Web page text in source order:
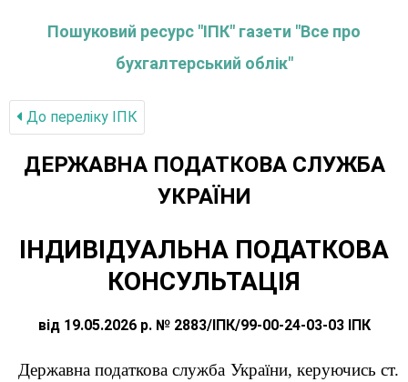
Пошуковий ресурс "ІПК" газети "Все про
бухгалтерський облік"
До переліку IПК
ДЕРЖАВНА ПОДАТКОВА СЛУЖБА
УКРАЇНИ
ІНДИВІДУАЛЬНА ПОДАТКОВА
КОНСУЛЬТАЦІЯ
від 19.05.2026 р. № 2883/ІПК/99-00-24-03-03 ІПК
Державнаподаткова служба України, керуючись ст.